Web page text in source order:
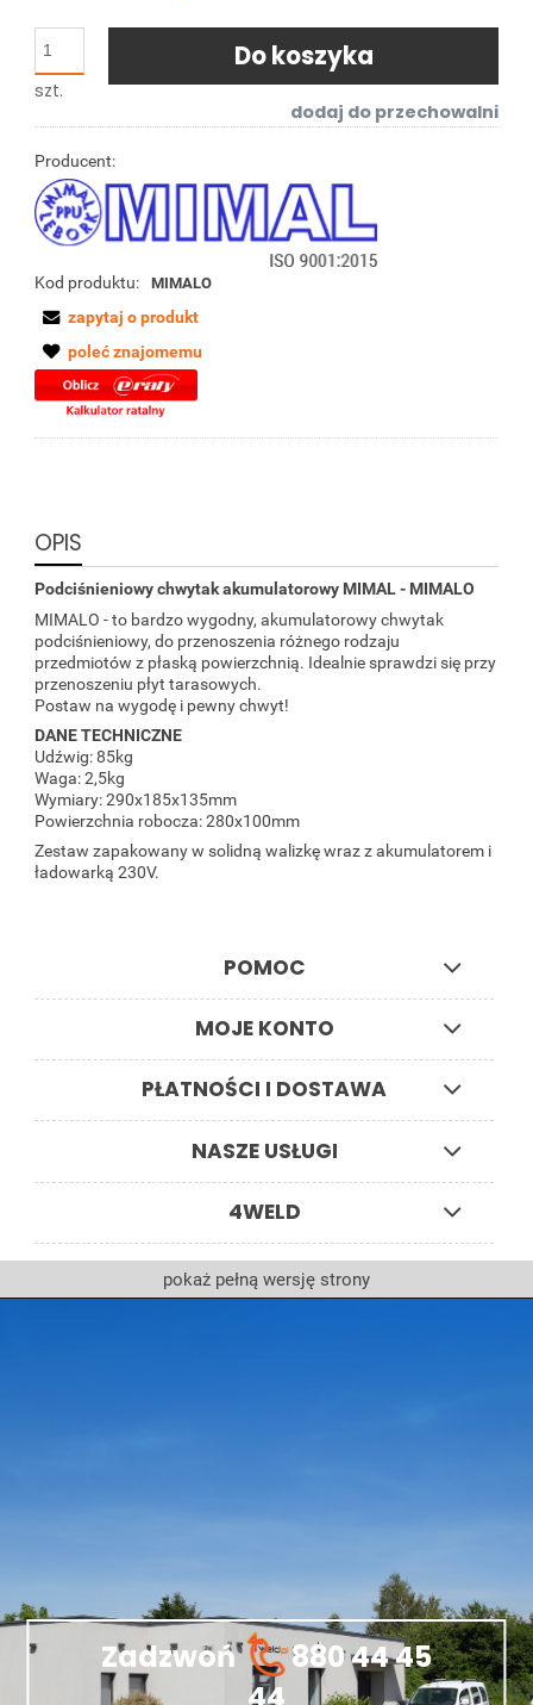
szt.
Do koszyka
dodaj do przechowalni
Producent:
Kod produktu: MIMALO
zapytaj o produkt
poleć znajomemu
OPIS
Podciśnieniowy chwytak akumulatorowy MIMAL - MIMALO
MIMALO - to bardzo wygodny, akumulatorowy chwytak
podciśnieniowy, do przenoszenia różnego rodzaju
przedmiotów z płaską powierzchnią. Idealnie sprawdzi się przy
przenoszeniu płyt tarasowych.
Postaw na wygodę i pewny chwyt!
DANE TECHNICZNE
Udźwig: 85kg
Waga: 2,5kg
Wymiary: 290x185x135mm
Powierzchnia robocza: 280x100mm
Zestaw zapakowany w solidną walizkę wraz z akumulatorem i
ładowarką 230V.
POMOC
MOJE KONTO
PŁATNOŚCI I DOSTAWA
NASZE USŁUGI
4WELD
pokaż pełną wersję strony
Zadzwoń
880 44 45